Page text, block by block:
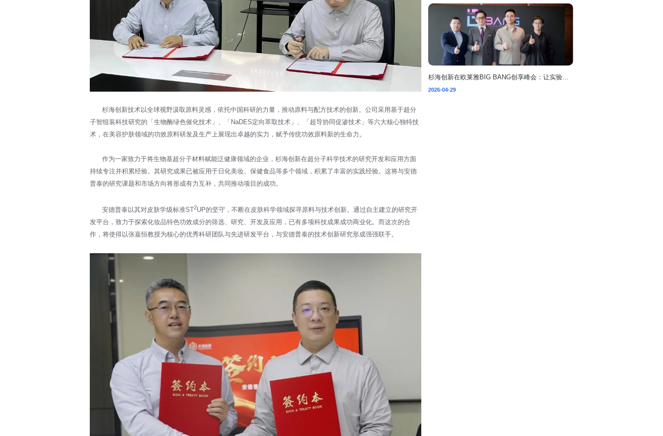
杉海创新技术以全球视野汲取原料灵感，依托中国科研的力量，推动原料与配方技术的创新。公司采用基于超分
子智组装科技研究的「生物酶绿色催化技术」、「NaDES定向萃取技术」、「超导协同促渗技术」等六大核心独特技
术，在美容护肤领域的功效原料研发及生产上展现出卓越的实力，赋予传统功效原料新的生命力。
作为一家致力于将生物基超分子材料赋能泛健康领域的企业，杉海创新在超分子科学技术的研究开发和应用方面
持续专注并积累经验。其研究成果已被应用于日化美妆、保健食品等多个领域，积累了丰富的实践经验。这将与安德
普泰的研究课题和市场方向将形成有力互补，共同推动项目的成功。
安德普泰以其对皮肤学级标准ST2UP的坚守，不断在皮肤科学领域探寻原料与技术创新。通过自主建立的研究开
发平台，致力于探索化妆品特色功效成分的筛选、研究、开发及应用，已有多项科技成果成功商业化。而这次的合
作，将使得以张嘉恒教授为核心的优秀科研团队与先进研发平台，与安德普泰的技术创新研究形成强强联手。
2026-04-29